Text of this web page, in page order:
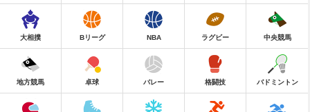
大相撲 Bリーグ NBA ラグビー 中央競馬
地方競馬 卓球 バレー 格闘技 バドミントン